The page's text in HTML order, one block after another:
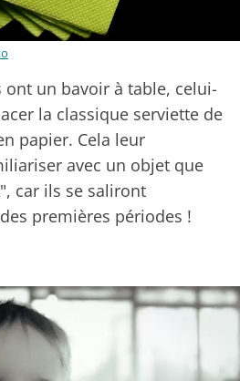
ont un bavoir à table, celui-
la classique serviette de
papier. Cela leur
avec un objet que
car ils se saliront
premières périodes !